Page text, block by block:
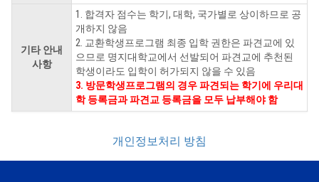
기타 안내
사항
1. 합격자 점수는 학기, 대학, 국가별로 상이하므로 공
개하지 않음
2. 교환학생프로그램 최종 입학 권한은 파견교에 있
으므로 명지대학교에서 선발되어 파견교에 추천된
학생이라도 입학이 허가되지 않을 수 있음
3. 방문학생프로그램의 경우 파견되는 학기에 우리대
학 등록금과 파견교 등록금을 모두 납부해야 함
개인정보처리 방침